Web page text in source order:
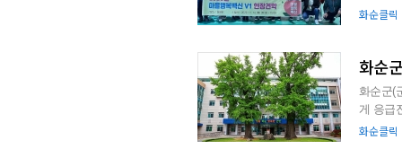
기부, 공
화순클릭
화순
화순군(
게 응급진료 체계를 운영
‘...
화순클릭